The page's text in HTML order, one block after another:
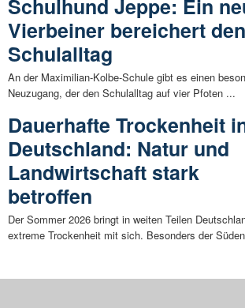
Schulhund Jeppe: Ein
Vierbeiner bereichert den
Schulalltag
An der Maximilian-Kolbe-Schule gibt es einen
Neuzugang, der den Schulalltag auf vier Pfoten ...
Dauerhafte Trockenheit
Deutschland: Natur und
Landwirtschaft stark
betroffen
Der Sommer 2026 bringt in weiten Teilen
extreme Trockenheit mit sich. Besonders der